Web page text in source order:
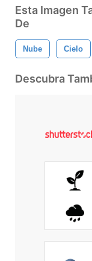
Esta Imagen
De
Nube Cielo
Descubra